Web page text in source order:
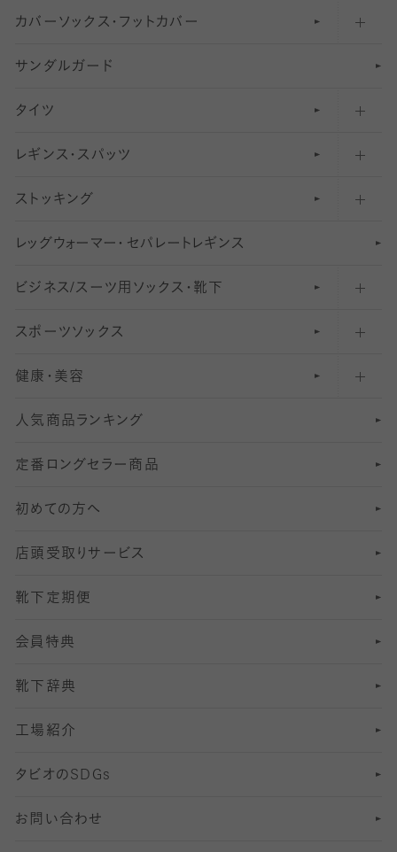
五本指ソックス・靴下
足袋ソックス・靴下
無地・プレーンソックス・靴下
柄ソックス・靴下
スニーカー（くるぶし）用ソックス
アンクル・ショートソックス（くるぶし上）
クルーソックス（ふくらはぎ下）
ハイソックス
オーバーニー・ニーハイソックス
カバーソックス・フットカバー
フットカバー・カバーソックス（深め）
フットカバー・カバーソックス（ふつう）
フットカバー・カバーソックス（浅め）
サンダルガード
タイツ
30デニール以下のタイツ（薄手タイツ）
31〜40デニールタイツ
41〜60デニールタイツ
61〜80デニールタイツ
81 〜110デニールタイツ
111〜210デニールタイツ
211デニールタイツ以上（防寒・厚手タイツ）
レギンス・スパッツ
柄レギンス
無地レギンス
レギンスパンツ（レギパン）
マタニティレギンス
5 分丈
6 分丈レギンス
7 分丈 レギンス
8分丈 レギンス
10分丈 レギンス
12分丈レギンス
13分丈レギンス
ストッキング
伝線しにくいストッキング
ショートストッキング
結婚式用ストッキング
美脚ストッキング
オールスルーストッキング
レッ グ ウォー マー ・ セパレー ト レ ギンス
ビジネス/スーツ用 ソックス・靴下
匠シリーズ
フレッシャーズ向けソックス・靴下
冠婚葬祭向けソックス・靴下
スーツカジュアルソックス・靴下
ロングホーズ
スポーツソックス
ランニングソックス・靴下
ゴルフソックス・靴下
サッカー・フットサル用ソックス
ヨガソックス・靴下
スポーツ用レッグウォーマー
SSサイズ（21～23cm）
Sサイズ（22～25cm）
Mサイズ（25～27cm）
Lサイズ（27～29cm）
健康・美容
インナーソックス
加圧・着圧ソックス
冷えとり靴下
着圧・加圧タイツ
むくみ対策
足の疲れ対策
足の臭い対策
冷え対策
靴ずれ対策
快適な睡眠対策
人気商品ランキング
定番ロングセラー商品
初めての方へ
店頭受取りサービス
靴下定期便
会員特典
靴下辞典
工場紹介
タビオのSDGs
お問い合わせ